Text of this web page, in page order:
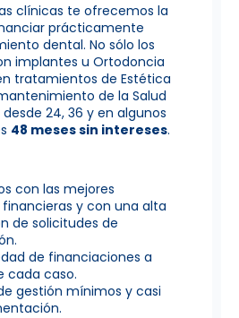
clínicas te ofrecemos la
prácticamente
dental. No sólo los
implantes u Ortodoncia
tratamientos de Estética
de la Salud
24, 36 y en algunos
48 meses sin intereses.
con las mejores
y con una alta
de solicitudes de
de financiaciones a
cada caso.
gestión mínimos y casi